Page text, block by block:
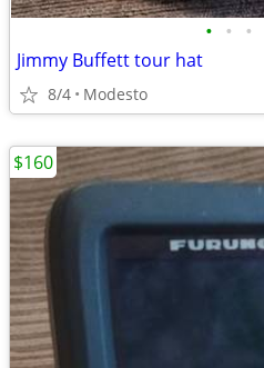
• • •
Jimmy Buffett tour hat
8/4 Modesto
$160